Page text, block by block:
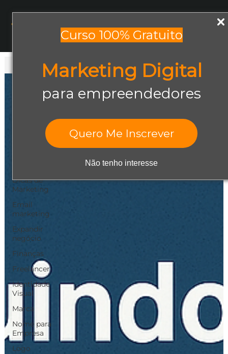
Curso 100% Gratuito
Marketing Digital
para empreendedores
Quero Me Inscrever
Não tenho interesse
Abrir negócio
Design Gráfico
Dicas de
Marketing
Email
marketing
Expandir
negócio
Finanças
Freelancer
Identidade
Visual
Marca
Nome para
Empresa
Logo
Todos os posts